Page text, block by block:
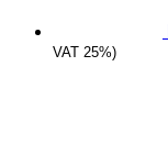
VAT 25%)